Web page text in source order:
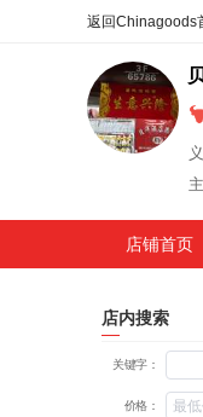
店铺首页
店内搜索
关键字：
价格：